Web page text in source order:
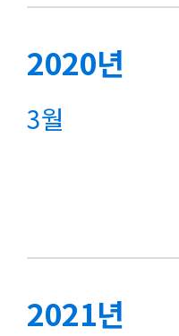
2020년
3월
2021년